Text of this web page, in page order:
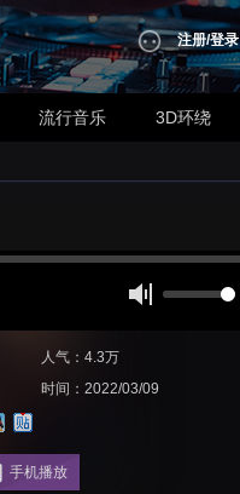
注册/登录
流行音乐 3D环绕
人气：4.3万
时间：2022/03/09
手机播放